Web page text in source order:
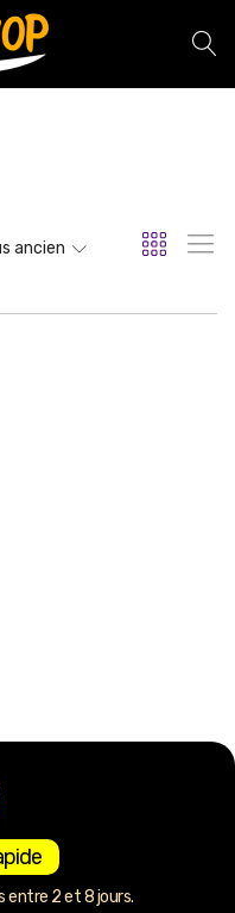
ancien
entre 2 et 8 jours.